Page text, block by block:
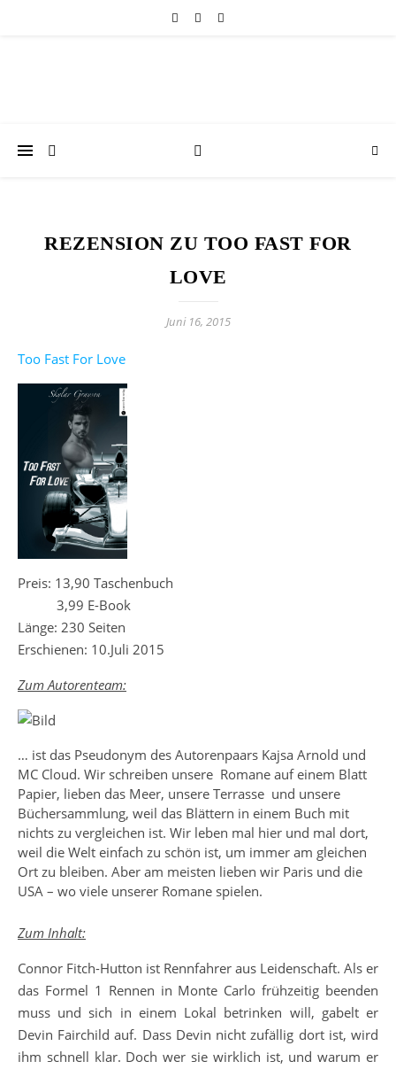
REZENSION ZU TOO FAST FOR
LOVE
Juni 16, 2015
Too Fast For Love
Preis: 13,90 Taschenbuch
3,99 E-Book
Länge: 230 Seiten
Erschienen: 10.Juli 2015
Zum Autorenteam:
… ist das Pseudonym des Autorenpaars Kajsa Arnold und
MC Cloud. Wir schreiben unsere Romane auf einem Blatt
Papier, lieben das Meer, unsere Terrasse und unsere
Büchersammlung, weil das Blättern in einem Buch mit
nichts zu vergleichen ist. Wir leben mal hier und mal dort,
weil die Welt einfach zu schön ist, um immer am gleichen
Ort zu bleiben. Aber am meisten lieben wir Paris und die
USA – wo viele unserer Romane spielen.
Zum Inhalt:
Connor Fitch-Hutton ist Rennfahrer aus Leidenschaft. Als er
das Formel 1 Rennen in Monte Carlo frühzeitig beenden
muss und sich in einem Lokal betrinken will, gabelt er
Devin Fairchild auf. Dass Devin nicht zufällig dort ist, wird
ihm schnell klar. Doch wer sie wirklich ist, und warum er